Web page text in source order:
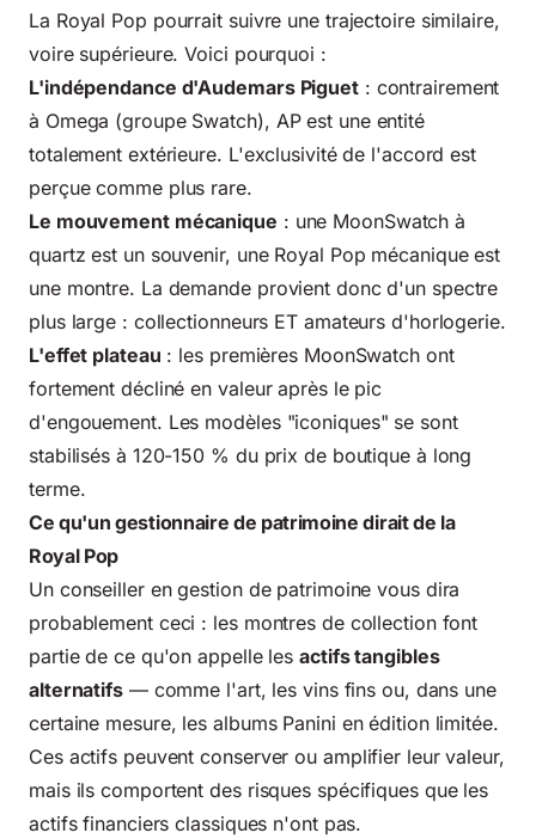
La Royal Pop pourrait suivre une trajectoire similaire,
voire supérieure. Voici pourquoi :
L'indépendance d'Audemars Piguet: contrairement
à Omega (groupe Swatch), AP est une entité
totalement extérieure. L'exclusivité de l'accord est
perçue comme plus rare.
Le mouvement mécanique : une MoonSwatch à
quartz est un souvenir, une Royal Pop mécanique est
une montre. La demande provient donc d'un spectre
plus large : collectionneurs ET amateurs d'horlogerie.
L'effet plateau : les premières MoonSwatch ont
fortement décliné en valeur après le pic
d'engouement. Les modèles "iconiques" se sont
stabilisés à 120-150 % du prix de boutique à long
terme.
Ce qu'un gestionnaire de patrimoine dirait de la
Royal Pop
Un conseiller en gestion de patrimoine vous dira
probablement ceci : les montres de collection font
partie de ce qu'on appelle lesactifs tangibles
alternatifs— comme l'art, les vins fins ou, dans une
certaine mesure, les albums Panini en édition limitée.
Ces actifs peuvent conserver ou amplifier leur valeur,
mais ils comportent des risques spécifiques que les
actifs financiers classiques n'ont pas.